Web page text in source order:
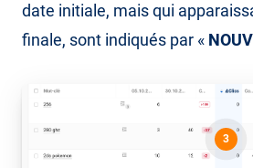
date initiale, mais qui
finale, sont indiqués par «
3